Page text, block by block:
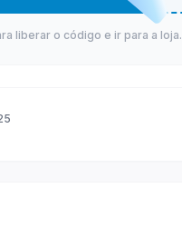
liberar o código e ir para a loja.